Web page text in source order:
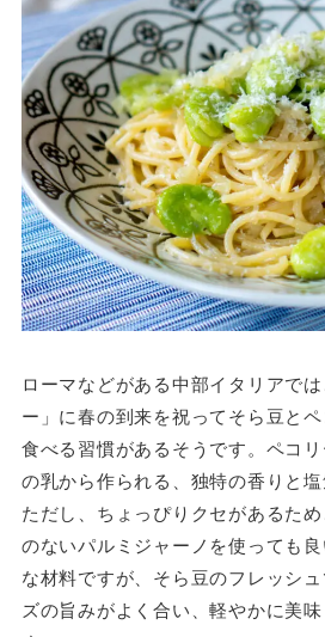
ローマなどがある中部イタリアで
ー」に春の到来を祝ってそら豆と
食べる習慣があるそうです。ペコ
の乳から作られる、独特の香りと塩
ただし、ちょっぴりクセがあるた
のないパルミジャーノを使っても
な材料ですが、そら豆のフレッシ
ズの旨みがよく合い、軽やかに美